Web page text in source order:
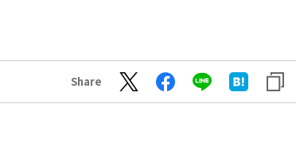
Share